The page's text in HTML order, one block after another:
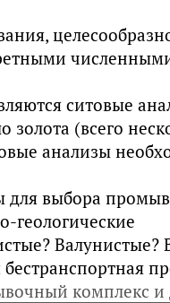
ситовые
золота (всего
анализы
для выбора
геологические
комплекс и